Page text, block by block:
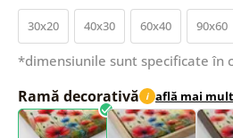
30x20 40x30 60x40 90x60
*dimensiunile sunt specificate în
Ramă decorativă i află mai